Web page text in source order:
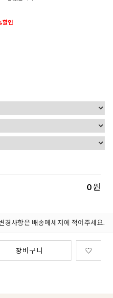
할인
0원
경사항은 배송메세지에 적어주세요.
장바구니 ♡